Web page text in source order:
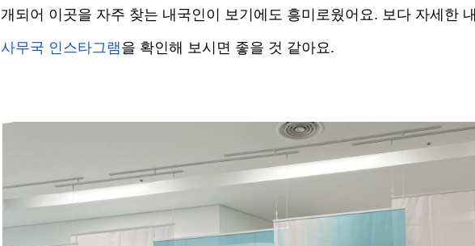
개되어 이곳을 자주 찾는 내국인이 보기에도 흥미로웠어요. 보다 자세한
사무국 인스타그램을 확인해 보시면 좋을 것 같아요.